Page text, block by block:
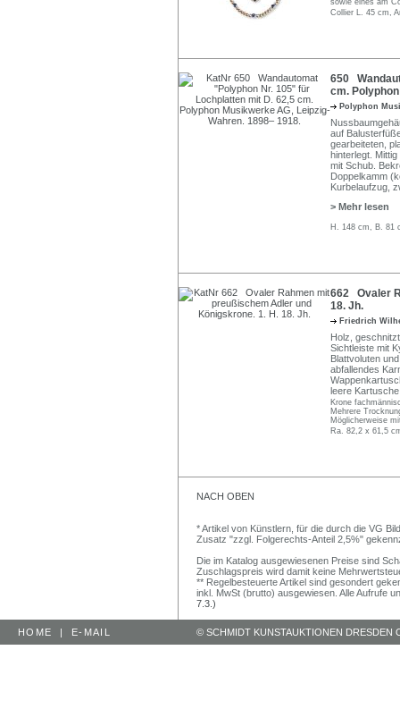
sowie eines am
Collier L. 45 cm,
650
cm.
Polyphon
auf
gearbeiteten,
hinterlegt.
mit Schub.
Doppelkamm
Kurbelaufzug,
> Mehr lesen
H. 148 cm, B. 81
662 Ovaler
18. Jh.
Friedrich
Holz,
Sichtleiste mit
Blattvoluten
abfallendes
leere
Krone
Mehrere
Möglicherweise
Ra. 82,2 x 61,5
NACH OBEN
* Artikel von Künstlern, für die durch die VG
Zusatz "zzgl. Folgerechts-Anteil 2,5%"
Die im Katalog ausgewiesenen Preise sind
Zuschlagspreis wird damit keine
** Regelbesteuerte Artikel sind gesondert
inkl. MwSt (brutto) ausgewiesen. Alle Aufrufe
7.3.)
HOME | E-MAIL © SCHMIDT KUNSTAUKTIONEN DRESDEN